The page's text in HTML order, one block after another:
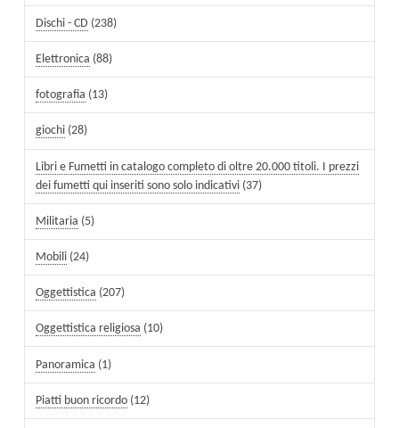
Dischi - CD (238)
Elettronica (88)
fotografia (13)
giochi (28)
Libri e Fumetti in catalogo completo di oltre 20.000 titoli. I prezzi
dei fumetti qui inseriti sono solo indicativi (37)
Militaria (5)
Mobili (24)
Oggettistica (207)
Oggettistica religiosa (10)
Panoramica (1)
Piatti buon ricordo (12)